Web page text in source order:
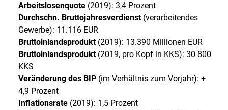
Arbeitslosenquote (2019): 3,4 Prozent
Durchschn. Bruttojahresverdienst(verarbeitendes
Gewerbe): 11.116 EUR
Bruttoinlandsprodukt(2019): 13.390 Millionen EUR
Bruttoinlandsprodukt(2019, pro Kopf in KKS): 30 800
KKS
Veränderung des BIP (im Verhältnis zum Vorjahr): +
4,9 Prozent
Inflationsrate (2019): 1,5 Prozent